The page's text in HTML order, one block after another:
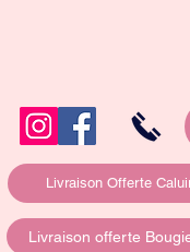
Livraison Offerte